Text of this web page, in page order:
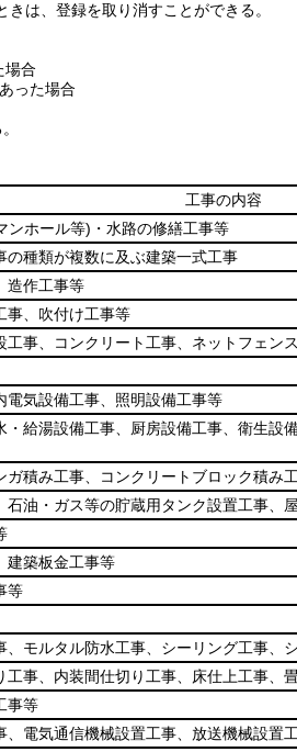
は、登録を取り消すことができる。
場合
った場合
工事の内容
ンホール等) ・水路の修繕工事等
の種類が複数に及ぶ建築一式工事
造作工事等
事、吹付け工事等
工事、コンクリート工事、ネットフェン
電気設備工事、照明設備工事等
・給湯設備工事、厨房設備工事、衛生設
ガ積み工事、コンクリートブロック積み
石油・ガス等の貯蔵用タンク設置工事、
建築板金工事等
等
、モルタル防水工事、シーリング工事、
工事、内装間仕切り工事、床仕上工事、
事等
、電気通信機械設置工事、放送機械設置